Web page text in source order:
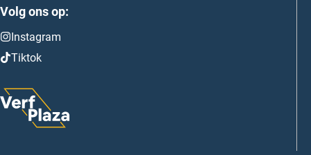
Volg ons op:
Instagram
Tiktok